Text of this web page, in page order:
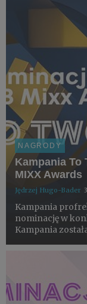
NAGRODY
Kampania To
MIXX Awards
Jędrzej Hugo-Bader
Kampania
nominację w
Kampania